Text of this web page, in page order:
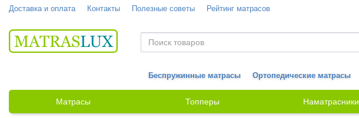
Доставка и оплата Контакты Полезные советы Рейтинг матрасов
Беспружинные матрасы Ортопедические матрасы
Матрасы Топперы Наматрасники